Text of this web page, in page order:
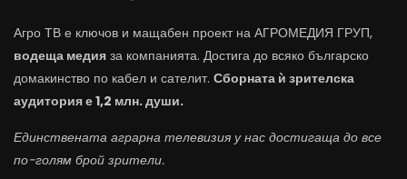
Агро ТВ е ключов и мащабен проект на АГРОМЕДИЯ ГРУП,
водеща медия за компанията. Достига до всяко българско
домакинство по кабел и сателит. Сборната ѝ зрителска
аудитория е 1,2 млн. души.
Единствената аграрна телевизия у нас достигаща до все
по-голям брой зрители.